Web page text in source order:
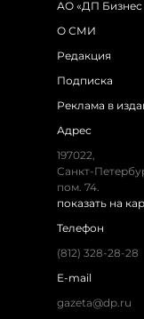
АО «ДП Бизнес
О СМИ
Редакция
Подписка
Реклама в
Адрес
197022,
Санкт-
пом. 74.
показать на
Телефон
(812) 328-28-28
E-mail
gazeta@dp.ru